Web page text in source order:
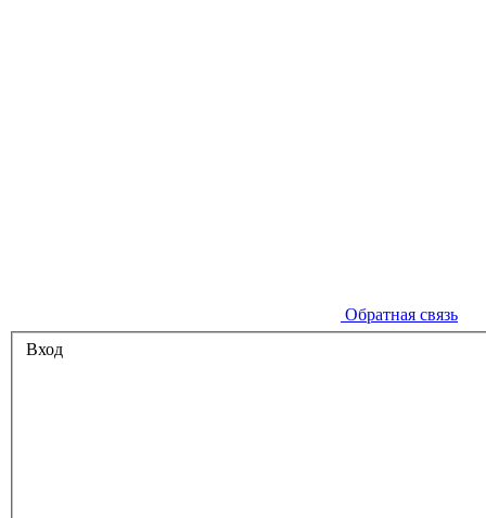
Обратная связь
Вход